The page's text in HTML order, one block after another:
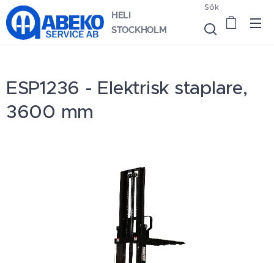
HELI
STOCKHOLM
Sök
ESP1236 - Elektrisk staplare,
3600 mm